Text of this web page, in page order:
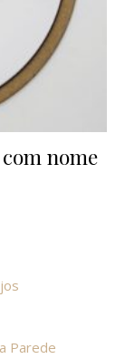
nome
product has